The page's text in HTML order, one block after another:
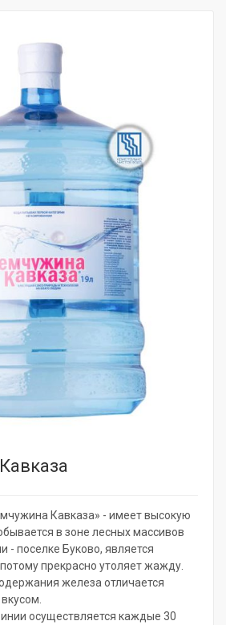
Кавказа» - имеет высокую
в зоне лесных массивов
- поселке Буково, является
прекрасно утоляет жажду.
железа отличается
осуществляется каждые 30